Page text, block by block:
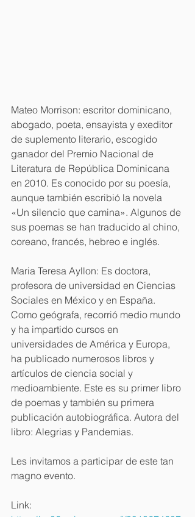
Mateo Morrison: escritor dominicano,
abogado, poeta, ensayista y exeditor
de suplemento literario, escogido
ganador del Premio Nacional de
Literatura de República Dominicana
en 2010. Es conocido por su poesía,
aunque también escribió la novela
«Un silencio que camina». Algunos de
sus poemas se han traducido al chino,
coreano, francés, hebreo e inglés.
Maria Teresa Ayllon: Es doctora,
profesora de universidad en Ciencias
Sociales en México y en España.
Como geógrafa, recorrió medio mundo
y ha impartido cursos en
universidades de América y Europa,
ha publicado numerosos libros y
artículos de ciencia social y
medioambiente. Este es su primer libro
de poemas y también su primera
publicación autobiográfica. Autora del
libro: Alegrias y Pandemias.
Les invitamos a participar de este tan
magno evento.
Link: